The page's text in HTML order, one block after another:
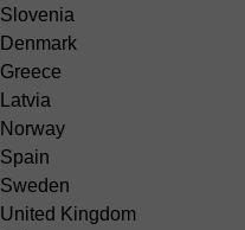
Slovenia
Denmark
Greece
Latvia
Norway
Spain
Sweden
United Kingdom